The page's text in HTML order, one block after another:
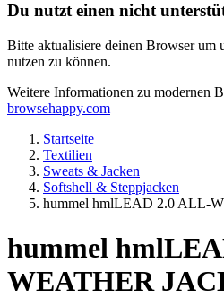
Du nutzt einen nicht
Bitte aktualisiere deinen Browser um
nutzen zu können.
Weitere Informationen zu modernen
browsehappy.com
Startseite
Textilien
Sweats & Jacken
Softshell & Steppjacken
hummel hmlLEAD 2.0 ALL-
hummel
WEATHER